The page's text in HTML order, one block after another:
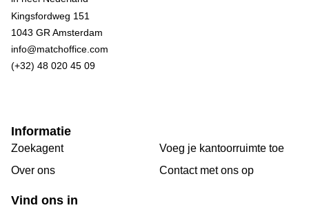
Kingsfordweg 151
1043 GR Amsterdam
info@matchoffice.com
(+32) 48 020 45 09
Informatie
Zoekagent
Over ons
Voeg je kantoorruimte toe
Сontact met ons op
Vind ons in